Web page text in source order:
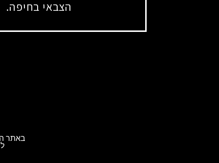
הצבאי בחיפה.
באתר